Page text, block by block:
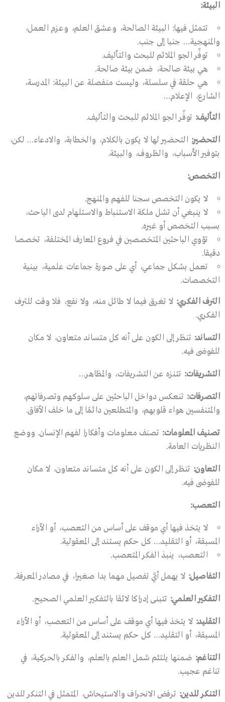
البيئة:
تتمثل فيها: البيئة الصالحة، وعشق العلم، وعزم العمل،
والمنهجية… جنبا إلى جنب.
توفِّر الجو الملائم للبحث والتأليف.
هي بيئة صالحة، ضمن بيئة صالحة.
هي حلقة في سلسلة، وليست منفصلة عن البيئة: المدرسة،
الشارع، الإعلام…
التأليف: توفِّر الجو الملائم للبحث والتأليف.
التحضير: التحضير لها لا يكون بالكلام، والخطابة، والادعاء… لكن،
بتوفير الأسباب، والظروف، والبيئة.
التخصص:
لا يكون التخصص سجنا للفهم والمنهج.
لا ينبغي أن تشل ملكة الاستنباط والاستلهام لدى الباحث،
بسبب التخصص أو غيره.
تؤوي الباحثين المتخصصين في فروع المعارف المختلفة، تخصصا
دقيقا.
تعمل بشكل جماعي، أي على صورة جماعات علمية، بينية
التخصصات.
الترف الفكري: لا تغرق فيما لا طائل منه، ولا نفع، فلا وقت للترف
الفكري.
التساند: تنظر إلى الكون على أنه كل متساند متعاون، لا مكان
للفوضى فيه.
التشريفات: تتنزه عن التشريفات، والمظاهر…
التصرفات: تنعكس دواخل الباحثين على سلوكهم وتصرفاتهم،
والمتنفسين هواء قلوبهم، والمتطلعين دائمًا إلى ما خلف الآفاق.
تصنيف المعلومات: تصنف معلومات وأفكارا لفهم الإنسان. ووضع
النظريات العامة.
التعاون: تنظر إلى الكون على أنه كل متساند متعاون، لا مكان
للفوضى فيه.
التعصب:
لا يتخذ فيها أي موقف على أساس من التعصب، أو الآراء
المسبقة، أو التقليد… كل حكم يستند إلى المعقولية.
التعصب، ينبذ الفكر المتعصب.
التفاصيل: لا يهمل أيَّ تفصيل مهما بدا صغيرا، في مصادر المعرفة.
التفكير العلمي: تتبنى إدراكا لائقا بالتفكير العلمي الصحيح.
التقليد: لا يتخذ فيها أي موقف على أساس من التعصب، أو الآراء
المسبقة، أو التقليد… كل حكم يستند إلى المعقولية.
التناغم: ضمنها يلتئم شمل العلم بالعلم، والفكر بالحركية، في
تناغم عجيب.
التنكر للدين: ترفض الانحراف والاستيحاش، المتمثل في التنكر للدين